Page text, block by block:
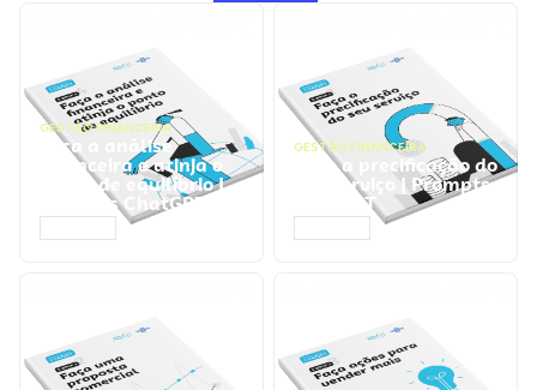
GESTÃO FINANCEIRA
Faça a análise
financeira e atinja o
ponto de equilíbrio |
Prompts ChatGPT
GESTÃO FINANCEIRA
Faça a precificação do
seu serviço | Prompts
ChatGPT